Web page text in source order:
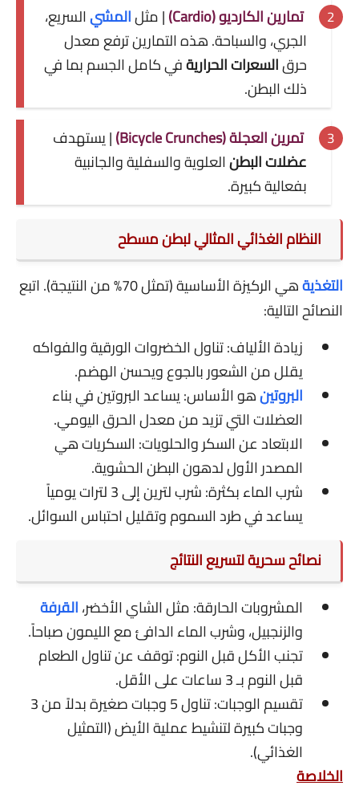
تمارين الكارديو (Cardio) | مثلالمشيالسريع،
الجري، والسباحة. هذه التمارين ترفع معدل
حرقالسعرات الحراريةفي كامل الجسم بما في
ذلك البطن.
تمرين العجلة (Bicycle Crunches)
| يستهدف
عضلات البطنالعلوية والسفلية والجانبية
بفعالية كبيرة.
النظام الغذائي المثالي لبطن مسطح
التغذية
هي الركيزة الأساسية (تمثل 70% من النتيجة). اتبع
النصائح التالية:
زيادة الألياف: تناول الخضروات الورقية والفواكه
يقلل من الشعور بالجوع ويحسن الهضم.
البروتينهو الأساس: يساعد البروتين في بناء
العضلات التي تزيد من معدل الحرق اليومي.
الابتعاد عن السكر والحلويات: السكريات هي
المصدر الأول لدهون البطن الحشوية.
شرب الماء بكثرة: شرب لترين إلى 3 لترات يومياً
يساعد في طرد السموم وتقليل احتباس السوائل.
نصائح سحرية لتسريع النتائج
المشروبات الحارقة: مثل الشاي الأخضر،القرفة
والزنجبيل، وشرب الماء الدافئ مع الليمون صباحاً.
تجنب الأكل قبل النوم: توقف عن تناول الطعام
قبل النوم بـ 3 ساعات على الأقل.
تقسيم الوجبات: تناول 5 وجبات صغيرة بدلاً من 3
وجبات كبيرة لتنشيط عملية الأيض (التمثيل
الغذائي).
الخلاصة